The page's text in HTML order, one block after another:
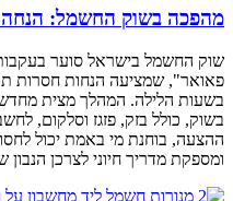
מהפכה בשוק החשמל: הנחה של 21% על צריכה
שוק החשמל בישראל סוער
בשעות הלילה. המהלך מצית
בשוק, כולל בזק, פזגז וסלקום,
ההצעה, בוחנת מי באמת יכול
ומספקת מדריך חיוני לצרכן